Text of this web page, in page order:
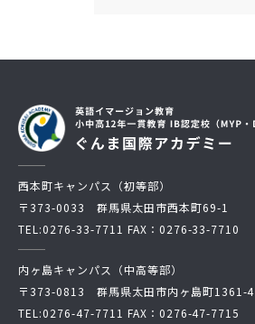
西本町キャンパス（初等部）
〒373-0033 群馬県太田市西本町69-1
TEL:0276-33-7711 FAX：0276-33-7710
内ヶ島キャンパス（中高等部）
〒373-0813 群馬県太田市内ヶ島町1361-4
TEL:0276-47-7711 FAX：0276-47-7715